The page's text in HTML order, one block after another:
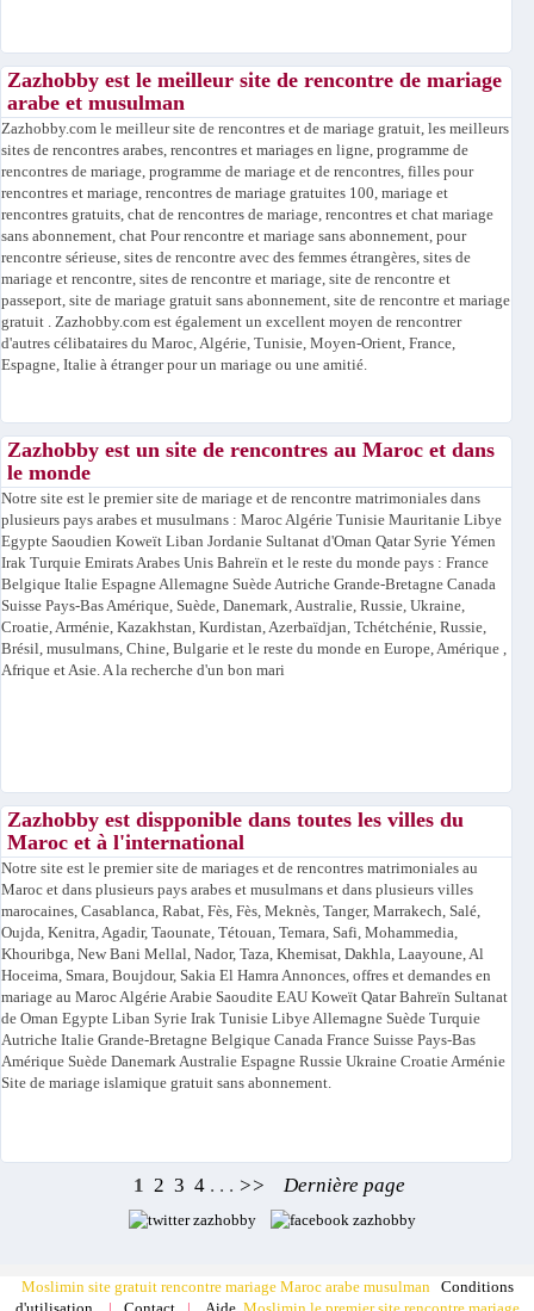
Zazhobby est le meilleur site de rencontre de mariage
arabe et musulman
Zazhobby.com le meilleur site de rencontres et de mariage gratuit, les meilleurs
sites de rencontres arabes, rencontres et mariages en ligne, programme de
rencontres de mariage, programme de mariage et de rencontres, filles pour
rencontres et mariage, rencontres de mariage gratuites 100, mariage et
rencontres gratuits, chat de rencontres de mariage, rencontres et chat mariage
sans abonnement, chat Pour rencontre et mariage sans abonnement, pour
rencontre sérieuse, sites de rencontre avec des femmes étrangères, sites de
mariage et rencontre, sites de rencontre et mariage, site de rencontre et
passeport, site de mariage gratuit sans abonnement, site de rencontre et mariage
gratuit . Zazhobby.com est également un excellent moyen de rencontrer
d'autres célibataires du Maroc, Algérie, Tunisie, Moyen-Orient, France,
Espagne, Italie à étranger pour un mariage ou une amitié.
Zazhobby est un site de rencontres au Maroc et dans
le monde
Notre site est le premier site de mariage et de rencontre matrimoniales dans
plusieurs pays arabes et musulmans : Maroc Algérie Tunisie Mauritanie Libye
Egypte Saoudien Koweït Liban Jordanie Sultanat d'Oman Qatar Syrie Yémen
Irak Turquie Emirats Arabes Unis Bahreïn et le reste du monde pays : France
Belgique Italie Espagne Allemagne Suède Autriche Grande-Bretagne Canada
Suisse Pays-Bas Amérique, Suède, Danemark, Australie, Russie, Ukraine,
Croatie, Arménie, Kazakhstan, Kurdistan, Azerbaïdjan, Tchétchénie, Russie,
Brésil, musulmans, Chine, Bulgarie et le reste du monde en Europe, Amérique ,
Afrique et Asie. A la recherche d'un bon mari
Zazhobby est dispponible dans toutes les villes du
Maroc et à l'international
Notre site est le premier site de mariages et de rencontres matrimoniales au
Maroc et dans plusieurs pays arabes et musulmans et dans plusieurs villes
marocaines, Casablanca, Rabat, Fès, Fès, Meknès, Tanger, Marrakech, Salé,
Oujda, Kenitra, Agadir, Taounate, Tétouan, Temara, Safi, Mohammedia,
Khouribga, New Bani Mellal, Nador, Taza, Khemisat, Dakhla, Laayoune, Al
Hoceima, Smara, Boujdour, Sakia El Hamra Annonces, offres et demandes en
mariage au Maroc Algérie Arabie Saoudite EAU Koweït Qatar Bahreïn Sultanat
de Oman Egypte Liban Syrie Irak Tunisie Libye Allemagne Suède Turquie
Autriche Italie Grande-Bretagne Belgique Canada France Suisse Pays-Bas
Amérique Suède Danemark Australie Espagne Russie Ukraine Croatie Arménie
Site de mariage islamique gratuit sans abonnement.
1 2 3 4 . . . >> Dernière page
Moslimin site gratuit rencontre mariage Maroc arabe musulman
Conditions